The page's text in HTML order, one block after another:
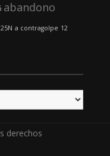
abandono
25N a contragolpe 12
derechos